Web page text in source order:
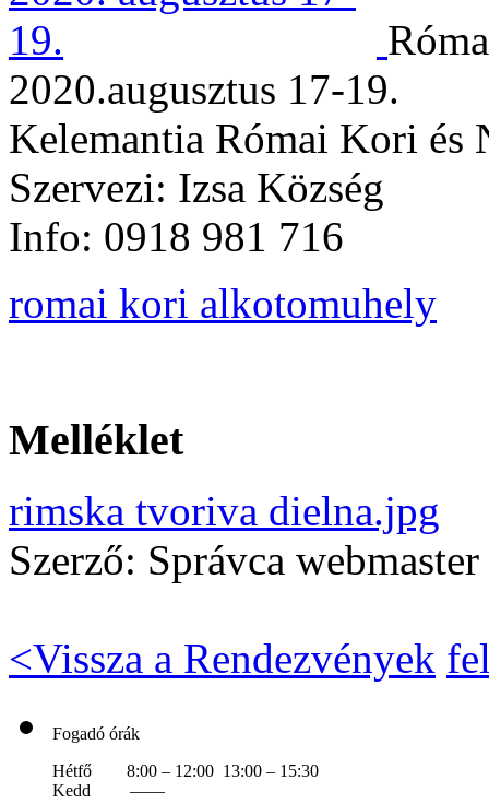
2020.augusztus 17-19.
Kelemantia Római Kori és
Szervezi: Izsa Község
Info: 0918 981 716
romai kori alkotomuhely
Melléklet
rimska tvoriva dielna.jpg
Szerző: Správca webmaster
<Vissza a Rendezvények
Fogadó órák
Hétfő 8:00 – 12:00 13:00 – 15:30
Kedd ——